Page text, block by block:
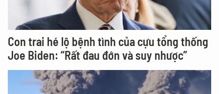
Con trai hé lộ bệnh tình của cựu tổng thống
Joe Biden: “Rất đau đớn và suy nhược”